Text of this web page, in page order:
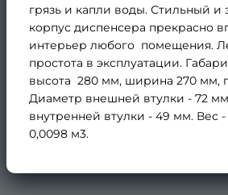
грязь и капли воды. Стильный и
корпус диспенсера прекрасно
интерьер любого помещения.
простота в эксплуатации.
высота 280 мм, ширина 270 мм,
Диаметр внешней втулки - 72
внутренней втулки - 49 мм. Вес -
0,0098 м3.